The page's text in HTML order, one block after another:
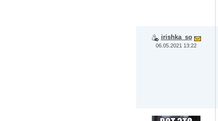
irishka_so
06.05.2021 13:22